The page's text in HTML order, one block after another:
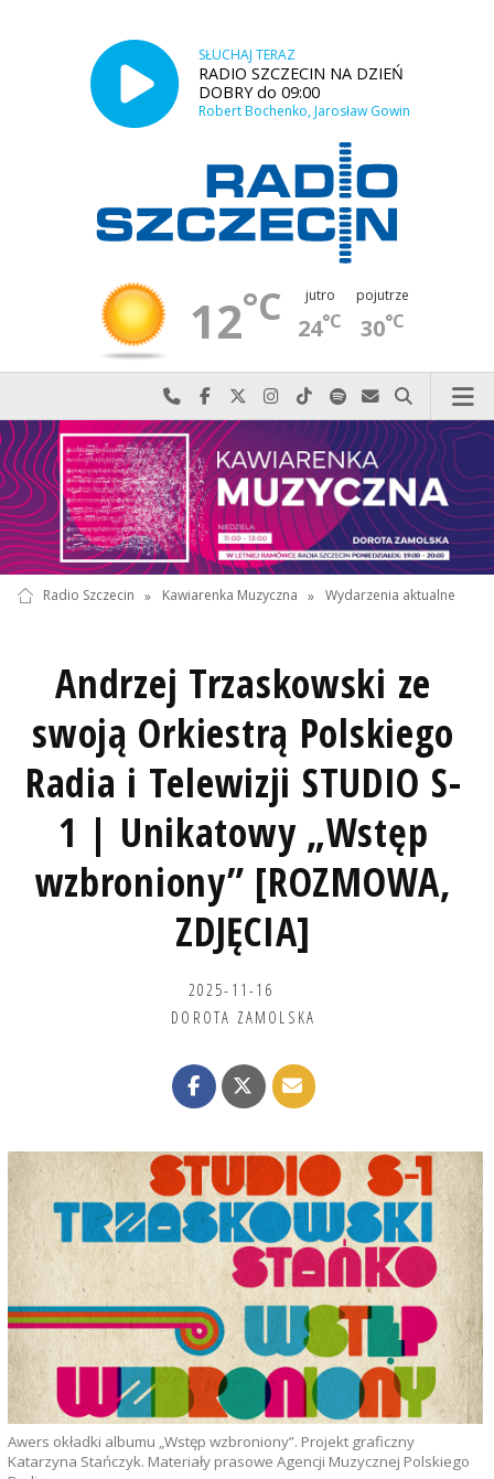
SŁUCHAJ TERAZ
RADIO SZCZECIN NA DZIEŃ
DOBRY do 09:00
Robert Bochenko, Jarosław Gowin
12°C jutro
24°C
pojutrze
30°C
Najlepiej po prostu do nas zadzwoń
Odwiedź nas na Facebook-u
Odwiedź nas na X
Odwiedź nas na Instagram-ie
Odwiedź nas na TikTok-u
Szukaj nas na Spotify
Wyślij do nas
Szukaj
Radio Szczecin » Kawiarenka Muzyczna » Wydarzenia aktualne
Andrzej Trzaskowski ze
swoją Orkiestrą Polskiego
Radia i Telewizji STUDIO S-
1 | Unikatowy „Wstęp
wzbroniony” [ROZMOWA,
ZDJĘCIA]
2025-11-16
DOROTA ZAMOLSKA
Awers okładki albumu „Wstęp wzbroniony”. Projekt graficzny
Katarzyna Stańczyk. Materiały prasowe Agencji Muzycznej Polskiego